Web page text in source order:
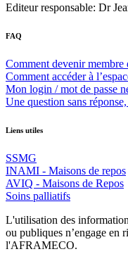
Editeur responsable: Dr
FAQ
Comment devenir membre
Comment accéder à
Mon login / mot de passe
Une question sans
Liens utiles
SSMG
INAMI - Maisons de repos
AVIQ - Maisons de Repos
Soins palliatifs
L'utilisation des
ou publiques n’engage en
l'AFRAMECO.